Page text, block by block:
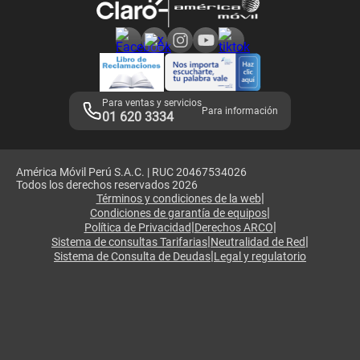
Adquirientes iPhone 6, 6S y SE
Mensaje de Seguridad
Términos y Condiciones de Tienda Claro
Libro de Reclamaciones
Legales de marketplace
Para ventas y servicios
01 620 3334 Para información
América Móvil Perú S.A.C. | RUC 20467534026
Todos los derechos reservados 2026
Términos y condiciones de la web|
Condiciones de garantía de equipos|
Política de Privacidad|Derechos ARCO|
Sistema de consultas Tarifarias|Neutralidad de Red|
Sistema de Consulta de Deudas|Legal y regulatorio